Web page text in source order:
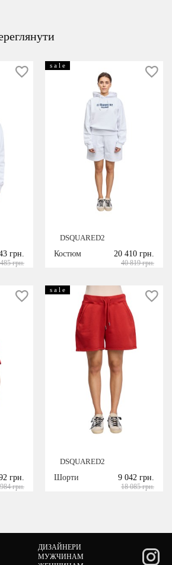
грн.
грн.
s a l e
DSQUARED2
Костюм
20 410 грн.
40 819 грн.
грн.
грн.
s a l e
DSQUARED2
Шорти
9 042 грн.
18 085 грн.
ДИЗАЙНЕРИ
МУЖЧИНАМ